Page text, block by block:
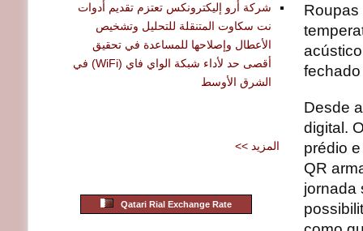
Roupas
Desde
digital.
prédio
QR
jornada
شركة أرو إليكترونكس تعتزم تقديم أدوات
نت سكاوت المتنقلة للتحليل وتشخيص
الأعطال وإصلاحها للمساعدة في تحقيق
أقصى حد لأداء شبكة الواي فاي (WiFi) في
الشرق الأوسط
<< المزيد
Qatari Rial Exchange Rate